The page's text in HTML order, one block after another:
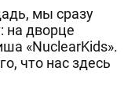
мы сразу
на дворце
«NuclearKids».
что нас здесь